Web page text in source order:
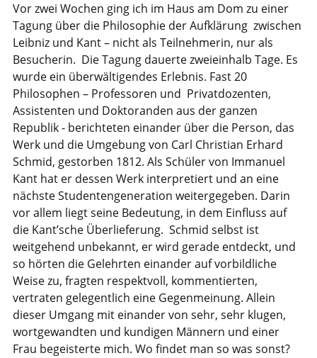
Vor zwei Wochen ging ich im Haus am Dom zu einer
Tagung über die Philosophie der Aufklärung zwischen
Leibniz und Kant – nicht als Teilnehmerin, nur als
Besucherin. Die Tagung dauerte zweieinhalb Tage. Es
wurde ein überwältigendes Erlebnis. Fast 20
Philosophen – Professoren und Privatdozenten,
Assistenten und Doktoranden aus der ganzen
Republik - berichteten einander über die Person, das
Werk und die Umgebung von Carl Christian Erhard
Schmid, gestorben 1812. Als Schüler von Immanuel
Kant hat er dessen Werk interpretiert und an eine
nächste Studentengeneration weitergegeben. Darin
vor allem liegt seine Bedeutung, in dem Einfluss auf
die Kant’sche Überlieferung. Schmid selbst ist
weitgehend unbekannt, er wird gerade entdeckt, und
so hörten die Gelehrten einander auf vorbildliche
Weise zu, fragten respektvoll, kommentierten,
vertraten gelegentlich eine Gegenmeinung. Allein
dieser Umgang mit einander von sehr, sehr klugen,
wortgewandten und kundigen Männern und einer
Frau begeisterte mich. Wo findet man so was sonst?